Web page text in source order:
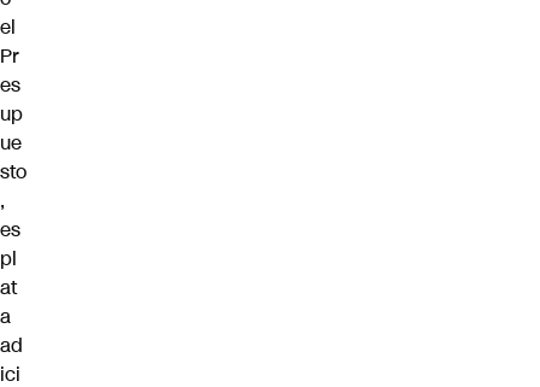
el
Pr
es
up
ue
sto
,
es
pl
at
a
ad
ici